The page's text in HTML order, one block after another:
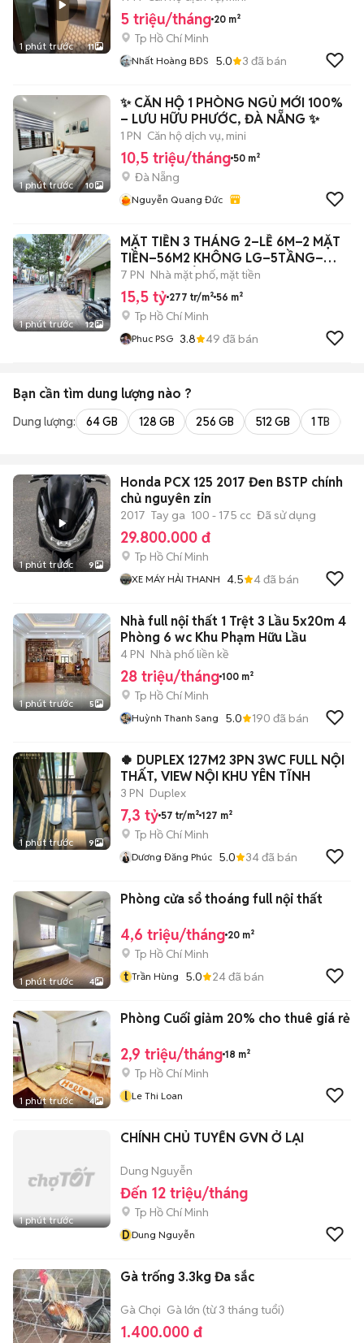
1 phút trước 11
5 triệu/tháng 20 m²
Tp Hồ Chí Minh
Nhất Hoàng BĐS 5.0 3 đã bán
1 phút trước 10
✨ CĂN HỘ 1 PHÒNG NGỦ MỚI 100%
– LƯU HỮU PHƯỚC, ĐÀ NẴNG ✨
1 PN Căn hộ dịch vụ, mini
10,5 triệu/tháng 50 m²
Đà Nẵng
Nguyễn Quang Đức
1 phút trước 12
MẶT TIỀN 3 THÁNG 2–LỀ 6M–2 MẶT
TIỀN–56M2 KHÔNG LG–5TẦNG–
7PN-MẶTTIÊN KD
7 PN Nhà mặt phố, mặt tiền
15,5 tỷ 277 tr/m² 56 m²
Tp Hồ Chí Minh
Phuc PSG 3.8 49 đã bán
Bạn cần tìm dung lượng nào ?
Dung lượng: 64 GB 128 GB 256 GB 512 GB 1 TB
1 phút trước 9
Honda PCX 125 2017 Đen BSTP chính
chủ nguyên zin
2017 Tay ga 100 - 175 cc Đã sử dụng
29.800.000 đ
Tp Hồ Chí Minh
XE MÁY HẢI THANH 4.5 4đã bán
1 phút trước 5
Nhà full nội thất 1 Trệt 3 Lầu 5x20m 4
Phòng 6 wc Khu Phạm Hữu Lầu
4 PN Nhà phố liền kề
28 triệu/tháng 100 m²
Tp Hồ Chí Minh
Huỳnh Thanh Sang 5.0 190 đã bán
1 phút trước 9
🍀 DUPLEX 127M2 3PN 3WC FULL NỘI
THẤT, VIEW NỘI KHU YÊN TĨNH
3 PN Duplex
7,3 tỷ 57 tr/m² 127 m²
Tp Hồ Chí Minh
Dương Đăng Phúc 5.0 34đã bán
1 phút trước 4
Phòng cửa sổ thoáng full nội thất
4,6 triệu/tháng 20 m²
Tp Hồ Chí Minh
t Trần Hùng 5.0 24đã bán
1 phút trước 4
Phòng Cuối giảm 20% cho thuê giá rẻ
2,9 triệu/tháng 18 m²
Tp Hồ Chí Minh
l Le Thi Loan
1 phút trước
CHÍNH CHỦ TUYỂN GVN Ở LẠI
Dung Nguyễn
Đến 12 triệu/tháng
Tp Hồ Chí Minh
DDung Nguyễn
Gà trống 3.3kg Đa sắc
Gà Chọi Gà lớn (từ 3 tháng tuổi)
1.400.000 đ